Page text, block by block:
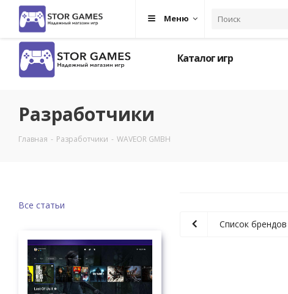
Каталог игр
Меню
Разработчики
Главная - Разработчики - WAVEOR GMBH
Список брендов
Все статьи